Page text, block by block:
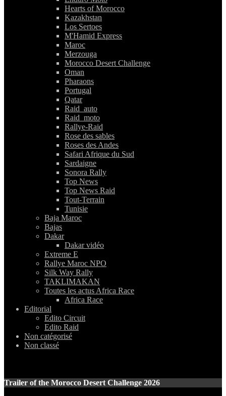
Hearts of Morocco
Kazakhstan
Los Sertoes
M'Hamid Express
Maroc
Merzouga
Morocco Desert Challenge
Oman
Pharaons
Portugal
Qatar
Raid_auto
Raid_moto
Rallye-Raid
Rose des sables
Roses des Andes
Safari Afrique du Sud
Sardaigne
Sonora Rally
Top News
Top News Raid
Tout-Terrain
Tunisie
Baja Maroc
Bajas
Dakar
Dakar vidéo
Extreme E
Rallye Maroc NPO
Silk Way Rally
TAKLIMAKAN
Toutes les actus Africa Race
Africa Race
Editorial
Edito Circuit
Edito Raid
Non catégorisé
Non classé
Trailer of the Morocco Desert Challenge 2026